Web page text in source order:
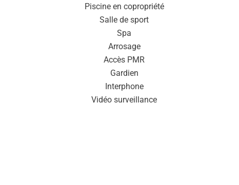
Piscine en copropriété
Salle de sport
Spa
Arrosage
Accès PMR
Gardien
Interphone
Vidéo surveillance